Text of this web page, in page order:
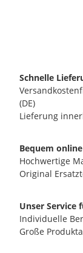
Schnelle
(DE)
Lieferung
Bequem
Hochwertige
Original
Unser Service
Individuelle
Große